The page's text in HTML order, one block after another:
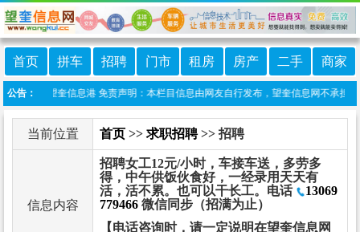
首页 拼车 招聘 门市 租房 房产 二手 商家
公告：
小程序:望奎信息港 免责声明：本栏目信息由网友自行发布，望奎信息网不承担
当前位置 首页 >> 求职招聘>> 招聘
信息内容
招聘女工12元/小时，车接车送，多劳多
得，中午供饭伙食好，一经录用天天有
活，活不累。也可以干长工。电话
13069
779466 微信同步（招满为止）
【电话咨询时，请一定说明在望奎信息网